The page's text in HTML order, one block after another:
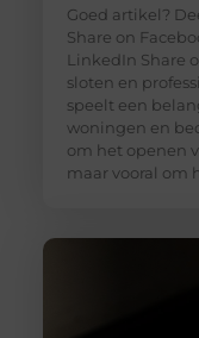
Goed artikel?
Share on
LinkedIn Share
sloten en
speelt een
woningen en
om het openen
maar vooral om